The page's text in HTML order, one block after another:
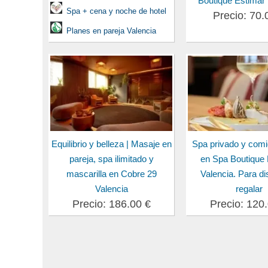
Spa + cena y noche de hotel
Planes en pareja Valencia
Precio:
Equilibrio y belleza | Masaje en
pareja, spa ilimitado y
mascarilla en Cobre 29
Valencia
Precio: 186.00 €
Spa privado y
en Spa Boutique
Valencia. Para
regalar
Precio: